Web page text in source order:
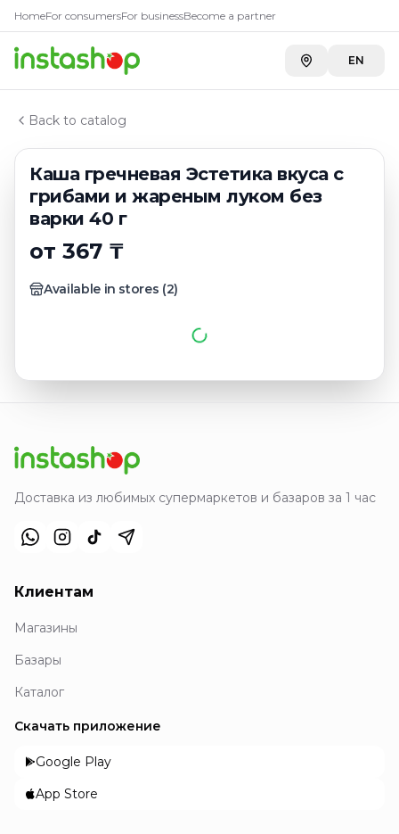
HomeFor consumersFor businessBecome a partner
EN
Back to catalog
Каша гречневая Эстетика вкуса с
грибами и жареным луком без
варки 40 г
от 367 ₸
Available in stores (2)
Главная
Каталог
Каши без варки
Каша гречневая Эстетика вкуса с грибами и
КупитьКаша гречневая
Доставка из любимых супермаркетов и базаров за 1 час
Клиентам
Магазины
Базары
Каталог
Скачать приложение
Google Play
App Store